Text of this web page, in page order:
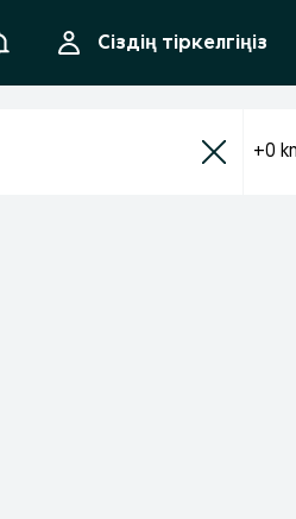
Сіздің тіркелгіңіз
+0